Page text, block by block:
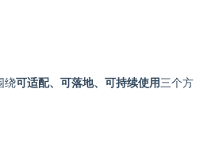
绕可适配、可落地、可持续使用三个方